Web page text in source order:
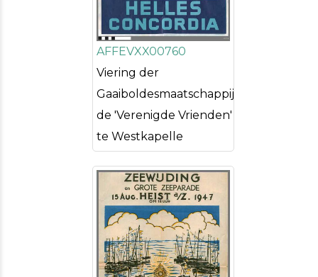
AFFEVXX00760
Viering der
Gaaiboldesmaatschappij
de 'Verenigde Vrienden'
te Westkapelle